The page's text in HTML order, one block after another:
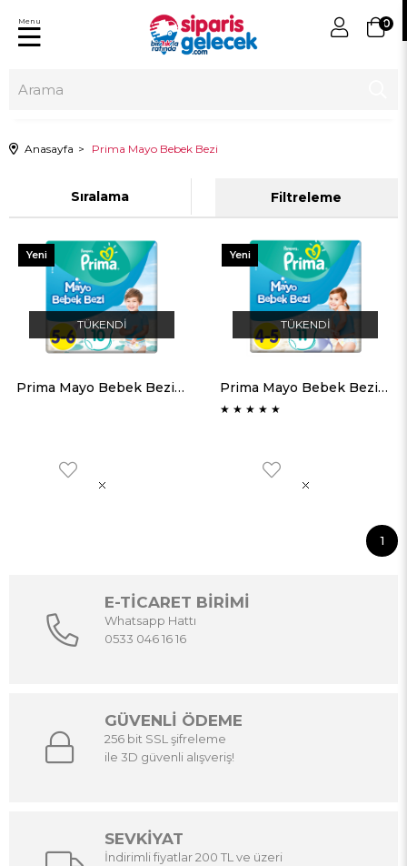
0
Menu
Anasayfa Prima Mayo Bebek Bezi
Filtreleme
Sıralama
TÜKENDI
Prima Mayo Bebek Bezi 5-6 No 10'lu
Yeni
TÜKENDI
Prima Mayo Bebek Bezi 4-5 No 11'li
★ ★ ★ ★ ★
Yeni
1
E-TİCARET BİRİMİ
Whatsapp Hattı
0533 046 16 16
GÜVENLİ ÖDEME
256 bit SSL şifreleme
ile 3D güvenli alışveriş!
SEVKİYAT
İndirimli fiyatlar 200 TL ve üzeri